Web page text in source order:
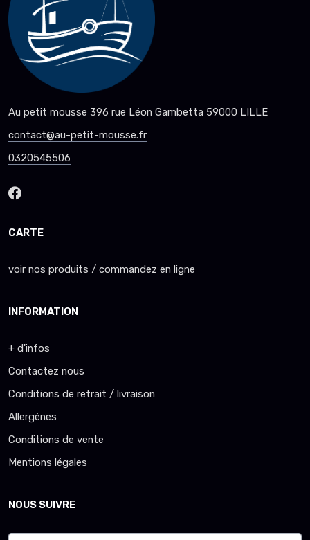
Au petit mousse 396 rue Léon Gambetta 59000 LILLE
contact@au-petit-mousse.fr
0320545506
CARTE
voir nos produits / commandez en ligne
INFORMATION
+ d'infos
Contactez nous
Conditions de retrait / livraison
Allergènes
Conditions de vente
Mentions légales
NOUS SUIVRE